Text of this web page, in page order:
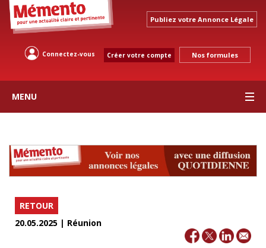
Publiez votre Annonce Légale
Connectez-vous Créer votre compte Nos formules
MENU
RETOUR
20.05.2025 | Réunion